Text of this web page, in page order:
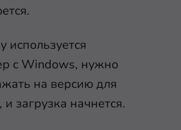
используется
с Windows, нужно
на версию для
загрузка начнется.